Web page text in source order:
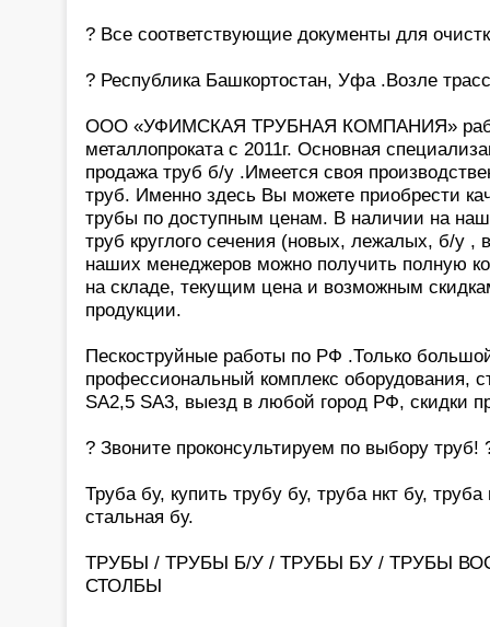
? Все соответствующие документы для
? Республика Башкортостан, Уфа .Возле
ООО «УФИМСКАЯ ТРУБНАЯ КОМПАНИЯ»
металлопроката с 2011г. Основная
продажа труб б/у .Имеется своя
труб. Именно здесь Вы можете приобрести
трубы по доступным ценам. В наличии на
труб круглого сечения (новых, лежалых, б/у ,
наших менеджеров можно получить полную
на складе, текущим цена и возможным
продукции.
Пескоструйные работы по РФ .Только
профессиональный комплекс оборудования,
SA2,5 SA3, выезд в любой город РФ, скидки
? Звоните проконсультируем по выбору труб!
Труба бу, купить трубу бу, труба нкт бу,
стальная бу.
ТРУБЫ / ТРУБЫ Б/У / ТРУБЫ БУ / ТРУБЫ
СТОЛБЫ